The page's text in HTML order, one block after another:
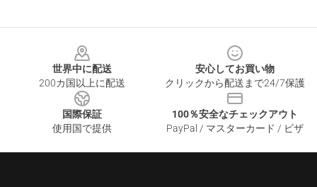
世界中に配送
200カ国以上に配送
安心してお買い物
クリックから配送まで24/7保護
国際保証
使用国で提供
100％安全なチェックアウト
PayPal / マスターカード / ビザ